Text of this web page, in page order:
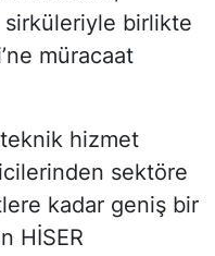
birlikte
müracaat
hizmet
sektöre
kadar geniş bir
HİSER